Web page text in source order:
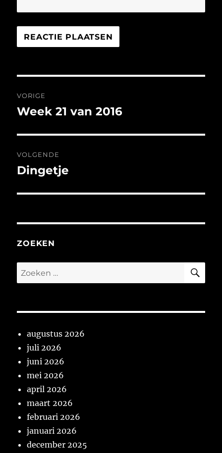
navigatie
VORIGE
Vorig
Week 21 van 2016
VOLGENDE
Volgend
Dingetje
ZOEKEN
Zoeken
naar:
augustus 2026
juli 2026
juni 2026
mei 2026
april 2026
maart 2026
februari 2026
januari 2026
december 2025